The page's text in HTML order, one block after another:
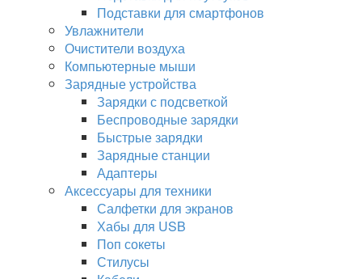
Подставки для смартфонов
Увлажнители
Очистители воздуха
Компьютерные мыши
Зарядные устройства
Зарядки с подсветкой
Беспроводные зарядки
Быстрые зарядки
Зарядные станции
Адаптеры
Аксессуары для техники
Салфетки для экранов
Хабы для USB
Поп сокеты
Стилусы